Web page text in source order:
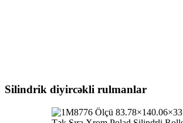
Silindrik diyircəkli rulmanlar